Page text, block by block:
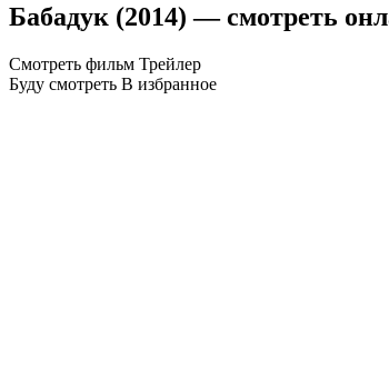
Бабадук (2014) — смотреть
Смотреть фильм Трейлер
Буду смотреть В избранное